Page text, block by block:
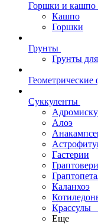
Горшки и кашпо
Кашпо
Горшки
Грунты
Грунты
Геометрические
Суккуленты
Алоэ
Гастерии
Каланхоэ
Крассулы
Еще